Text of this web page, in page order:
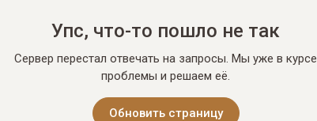
Упс, что-то пошло не так
Сервер перестал отвечать на запросы. Мы уже в курсе
проблемы и решаем её.
Обновить страницу